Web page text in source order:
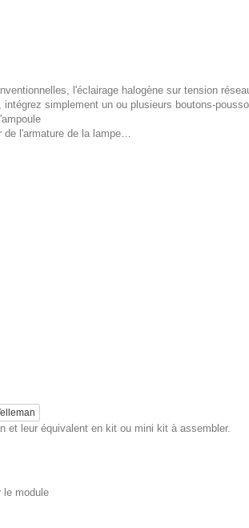
l'éclairage halogène sur tension
simplement un ou plusieurs boutons-
de l'armature de la lampe…
et leur équivalent en kit ou mini kit à assembler.
le module